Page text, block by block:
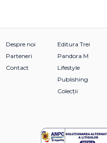
Despre noi
Parteneri
Contact
Editura Trei
Pandora M
Lifestyle
Publishing
Colecții